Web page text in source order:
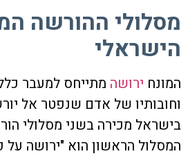
מסלולי ההורשה
הישראלי
המונח ירושה מתייחס למעבר כלל
וחובותיו של אדם שנפטר אל
בישראל מכירה בשני מסלולי
המסלול הראשון הוא "ירושה על